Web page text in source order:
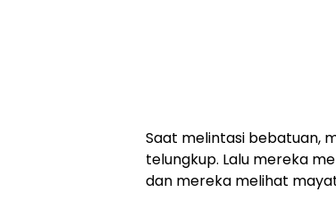
Saat melintasi bebatuan,
telungkup. Lalu mereka
dan mereka melihat